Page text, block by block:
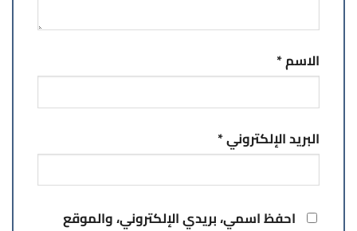
الاسم*
البريد الإلكتروني*
احفظ اسمي، بريدي الإلكتروني، والموقع